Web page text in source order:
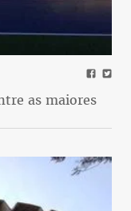
as maiores